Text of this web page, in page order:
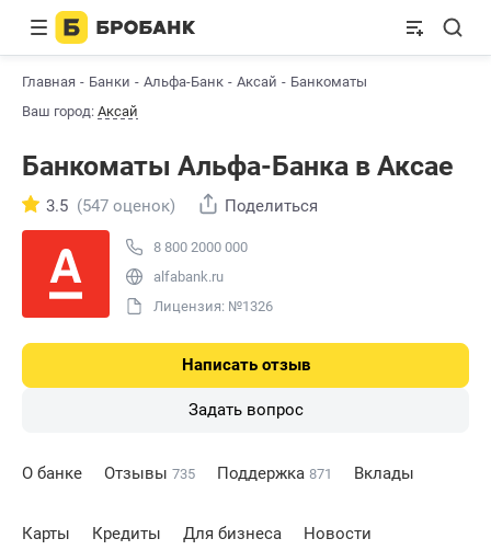
Главная Банки Альфа-Банк Аксай
Банкоматы
Ваш город: Аксай
Банкоматы Альфа-Банкa в Аксае
8 800 2000 000
alfabank.ru
Лицензия: №1326
3.5 (547 оценок) Поделиться
Написать отзыв
Задать вопрос
О банке Отзывы 735 Поддержка 871 Вклады
Карты Кредиты Для бизнеса Новости